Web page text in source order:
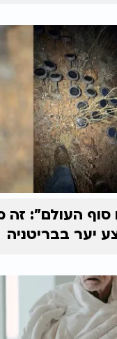
סוף העולם": זה
יער בבריטניה